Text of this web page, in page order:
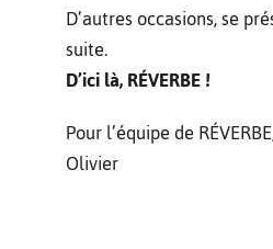
D’autres occasions, se
suite.
D’ici là, RÉVERBE !
Pour l’équipe de
Olivier